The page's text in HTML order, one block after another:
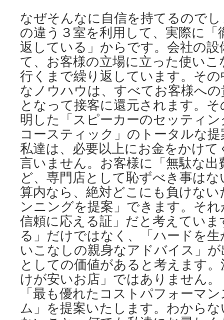
なぜそんなに自信を持てるので
の違う３室を利用して、実際に「
返している」からです。会社の
て、お客様の立場に立った使い
行くまで繰り返しています。そ
なノウハウは、すべてお客様へ
となって接客に還元されます。
明した「スピーカーのセッティ
コースティック」のトータルな
私達は、必要以上にお金をかけ
言いません。お客様に「無駄な
ど、専門店として恥ずべき事は
算内なら、絶対どこにも負けな
ンニングを提案」できます。そ
信頼に応える証」だと考えてい
る」だけではなく、「ハードを
いこなしの親身なアドバイス」
としての価値があると考えます
けが安いお店」ではありません
「最も優れたコストパフォーマ
ム」を提案いたします。わから